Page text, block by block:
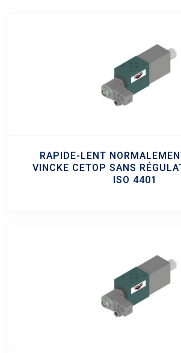
RAPIDE-LENT
VINCKE CETOP SANS
ISO 4401